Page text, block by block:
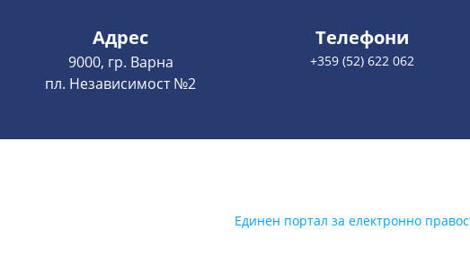
Адрес
9000, гр. Варна
пл. Независимост №2
Телефони
+359 (52) 622 062
Единен портал за електронно